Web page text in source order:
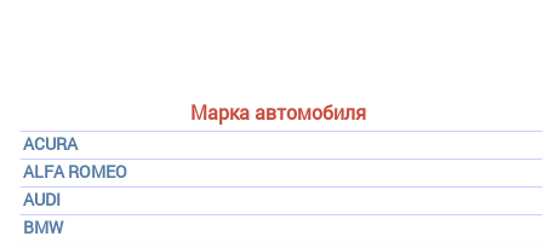
Марка автомобиля
ACURA
ALFA ROMEO
AUDI
BMW